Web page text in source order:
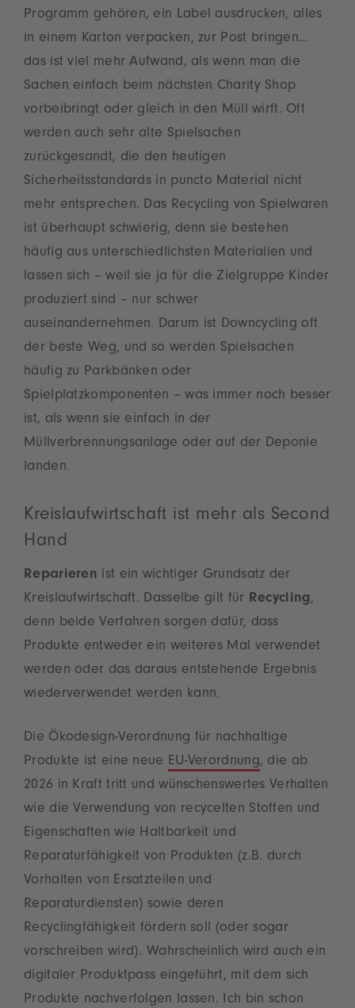
Programm gehören, ein Label ausdrucken, alles
in einem Karton verpacken, zur Post bringen…
das ist viel mehr Aufwand, als wenn man die
Sachen einfach beim nächsten Charity Shop
vorbeibringt oder gleich in den Müll wirft. Oft
werden auch sehr alte Spielsachen
zurückgesandt, die den heutigen
Sicherheitsstandards in puncto Material nicht
mehr entsprechen. Das Recycling von Spielwaren
ist überhaupt schwierig, denn sie bestehen
häufig aus unterschiedlichsten Materialien und
lassen sich – weil sie ja für die Zielgruppe Kinder
produziert sind – nur schwer
auseinandernehmen. Darum ist Downcycling oft
der beste Weg, und so werden Spielsachen
häufig zu Parkbänken oder
Spielplatzkomponenten – was immer noch besser
ist, als wenn sie einfach in der
Müllverbrennungsanlage oder auf der Deponie
landen.
Kreislaufwirtschaft ist mehr als Second
Hand
Reparieren ist ein wichtiger Grundsatz der
Kreislaufwirtschaft. Dasselbe gilt für Recycling,
denn beide Verfahren sorgen dafür, dass
Produkte entweder ein weiteres Mal verwendet
werden oder das daraus entstehende Ergebnis
wiederverwendet werden kann.
Die Ökodesign-Verordnung für nachhaltige
Produkte ist eine neue EU-Verordnung, die ab
2026 in Kraft tritt und wünschenswertes Verhalten
wie die Verwendung von recycelten Stoffen und
Eigenschaften wie Haltbarkeit und
Reparaturfähigkeit von Produkten (z.B. durch
Vorhalten von Ersatzteilen und
Reparaturdiensten) sowie deren
Recyclingfähigkeit fördern soll (oder sogar
vorschreiben wird). Wahrscheinlich wird auch ein
digitaler Produktpass eingeführt, mit dem sich
Produkte nachverfolgen lassen. Ich bin schon